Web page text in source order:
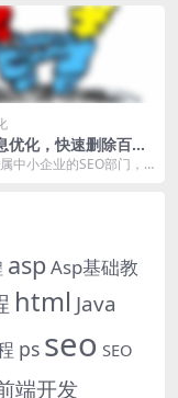
追求星辰大海，...
优化，快速删除百度
的方法！
中小企业的SEO部门，
asp Asp基础教
html Java
ps seo SEO
端开发